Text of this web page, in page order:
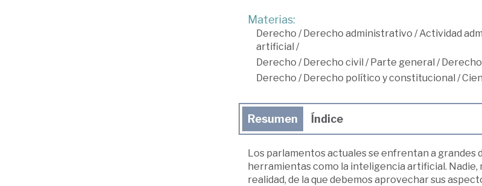
Materias:
Derecho /Derecho administrativo /Actividad
artificial /
Derecho /Derecho civil /Parte general /
Derecho /Derecho político y constitucional /
Resumen Índice
Los parlamentos actuales se enfrentan a grandes
herramientas como la inteligencia artificial. Nadie,
realidad, de la que debemos aprovechar sus